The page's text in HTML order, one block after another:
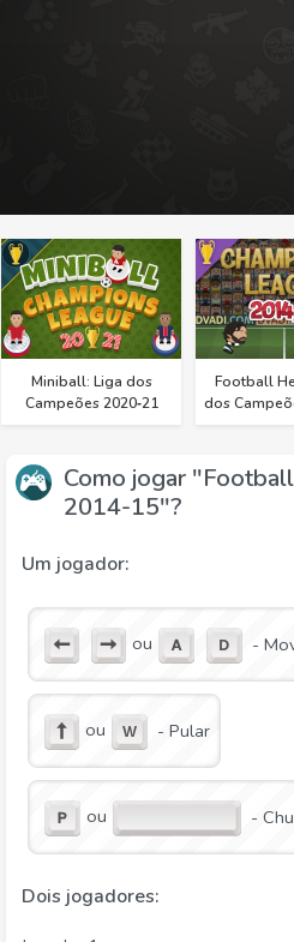
Miniball: Liga dos
Campeões 2020‑21
Football
dos
Como jogar
2014-15"?
Um jogador:
ou -
ou - Pular
ou -
Dois jogadores: